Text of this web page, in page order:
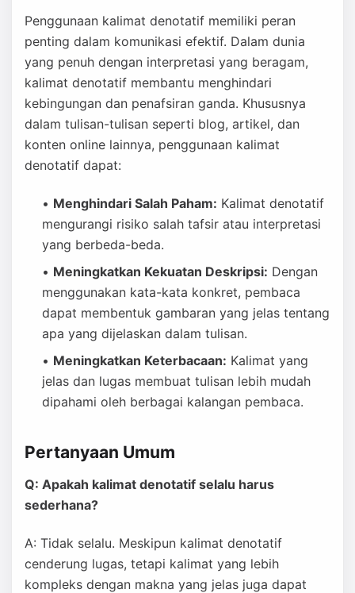
Penggunaan kalimat denotatif memiliki peran
penting dalam komunikasi efektif. Dalam dunia
yang penuh dengan interpretasi yang beragam,
kalimat denotatif membantu menghindari
kebingungan dan penafsiran ganda. Khususnya
dalam tulisan-tulisan seperti blog, artikel, dan
konten online lainnya, penggunaan kalimat
denotatif dapat:
Menghindari Salah Paham: Kalimat denotatif
mengurangi risiko salah tafsir atau interpretasi
yang berbeda-beda.
Meningkatkan Kekuatan Deskripsi: Dengan
menggunakan kata-kata konkret, pembaca
dapat membentuk gambaran yang jelas tentang
apa yang dijelaskan dalam tulisan.
Meningkatkan Keterbacaan: Kalimat yang
jelas dan lugas membuat tulisan lebih mudah
dipahami oleh berbagai kalangan pembaca.
Pertanyaan Umum
Q: Apakah kalimat denotatif selalu harus
sederhana?
A: Tidak selalu. Meskipun kalimat denotatif
cenderung lugas, tetapi kalimat yang lebih
kompleks dengan makna yang jelas juga dapat